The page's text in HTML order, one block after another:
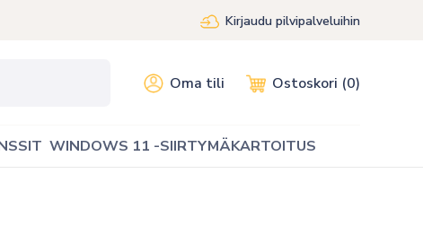
Kirjaudu pilvipalveluihin
Oma tili Ostoskori (0)
WINDOWS 11 -SIIRTYMÄKARTOITUS